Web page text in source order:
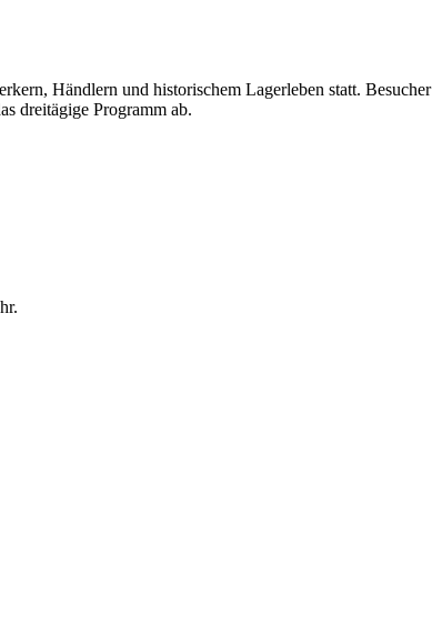
Händlern und historischem Lagerleben statt.
dreitägige Programm ab.